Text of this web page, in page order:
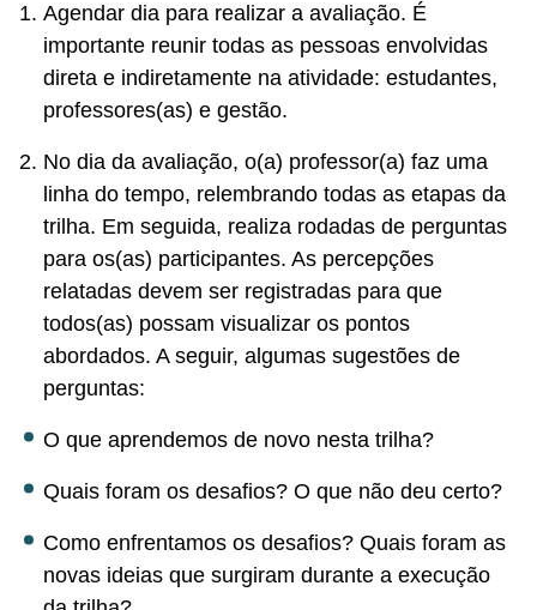
Agendar dia para realizar a avaliação. É
importante reunir todas as pessoas envolvidas
direta e indiretamente na atividade: estudantes,
professores(as) e gestão.
No dia da avaliação, o(a) professor(a) faz uma
linha do tempo, relembrando todas as etapas da
trilha. Em seguida, realiza rodadas de perguntas
para os(as) participantes. As percepções
relatadas devem ser registradas para que
todos(as) possam visualizar os pontos
abordados. A seguir, algumas sugestões de
perguntas:
O que aprendemos de novo nesta trilha?
Quais foram os desafios? O que não deu certo?
Como enfrentamos os desafios? Quais foram as
novas ideias que surgiram durante a execução